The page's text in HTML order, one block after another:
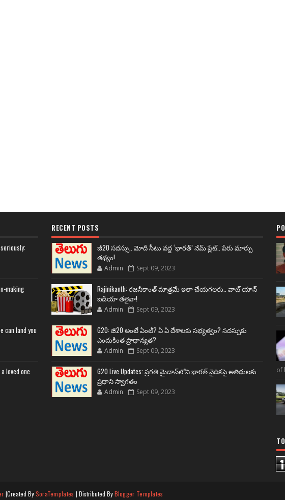
making
can land you
loved one
RECENT POSTS
జీ20 సదస్సు.. మోదీ సీటు వద్ద ‘భారత్’ నేమ్ ప్లేట్‌.. పేరు మార్పు
తథ్యం!
Admin Sept 09, 2023
Rajinikanth: రజనీకాంత్ మాత్రమే ఇలా చేయగలరు.. వాట్ యాన్
ఐడియా తలైవా!
Admin Sept 09, 2023
G20: జీ20 అంటే ఏంటి? ఏ ఏ దేశాలకు సభ్యత్వం? సదస్సుకు
ఎందుకింత ప్రాధాన్యత?
Admin Sept 09, 2023
G20 Live Updates: ప్రగతి మైదాన్‌లోని భారత్ వైదికపై అతిథులకు
ప్రధాని స్వాగతం
Admin Sept 09, 2023
of
1
|Created BySoraTemplates | Distributed ByBlogger Templates